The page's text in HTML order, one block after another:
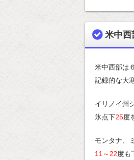
米中西
米中西部は
記録的な大
イリノイ州
氷点下25度
モンタナ、
11～22度も